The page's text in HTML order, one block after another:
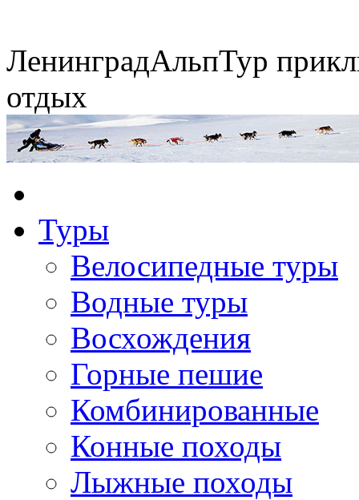
ЛенинградАльпТур
отдых
Туры
Велосипедные туры
Водные туры
Восхождения
Горные пешие
Комбинированные
Конные походы
Лыжные походы